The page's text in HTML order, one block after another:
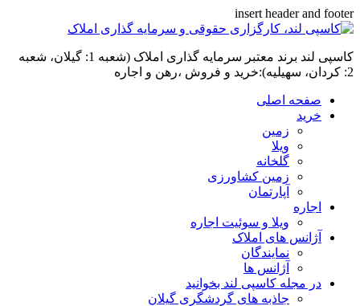
insert header and footer
کاسپی لند برند معتبر سرمایه گذاری املاک (شعبه 1: گیلان، شعبه
2: کردان، سهیلیه):خرید و فروش ،رهن و اجاره
صفحه اصلی
خرید
زمین
ویلا
گلخانه
زمین کشاورزی
آپارتمان
اجاره
ویلا و سوئیت اجاره
آژانس های املاک
نمایندگان
آژانس ها
در مجله کاسپی لند بخوانید
جاذبه های گردشگری گیلان